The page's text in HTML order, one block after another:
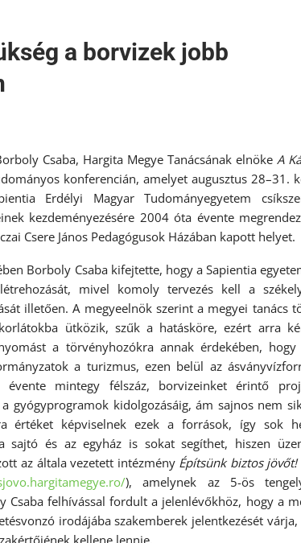
a borvizek jobb
Csaba, Hargita Megye Tanácsának elnöke A
konferencián, amelyet augusztus 28–31.
Erdélyi Magyar Tudományegyetem
kezdeményezésére 2004 óta évente
Csere János Pedagógusok Házában kapott helyet.
Borboly Csaba kifejtette, hogy a Sapientia
mivel komoly tervezés kell a
illetően. A megyeelnök szerint a megyei tanács
ütközik, szűk a hatásköre, ezért arra
a törvényhozókra annak érdekében,
a turizmus, ezen belül az
mintegy félszáz, borvizeinket érintő
gyógyprogramok kidolgozásáig, ám sajnos nem
értéket képviselnek ezek a források, így sok
sajtó és az egyház is sokat segíthet, hiszen
az általa vezetett intézmény Építsünk biztos jövőt!
), amelynek az 5-ös
felhívással fordult a jelenlévőkhöz, hogy a
irodájába szakemberek jelentkezését várja,
kellene lennie.